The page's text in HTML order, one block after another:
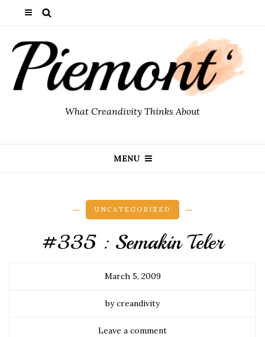
What Creandivity Thinks About
MENU
UNCATEGORIZED
#335 : Semakin Teler
March 5, 2009
by creandivity
Leave a comment